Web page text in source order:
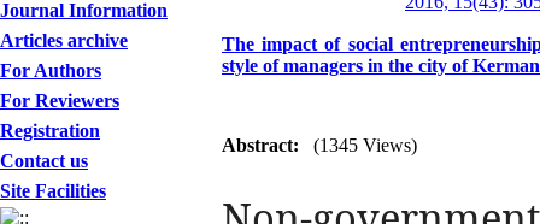
Journal Information
Articles archive
For Authors
For Reviewers
Registration
Contact us
Site Facilities
The impact of social
style of managers in the city of
Abstract: (1345 Views)